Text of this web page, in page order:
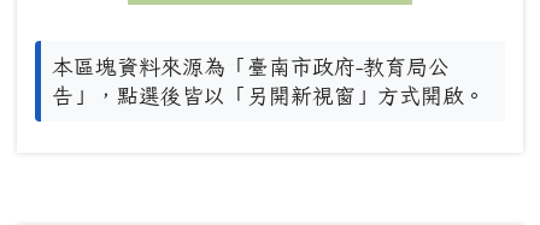
本區塊資料來源為「臺南市政府-教育局公
告」，點選後皆以「另開新視窗」方式開啟。